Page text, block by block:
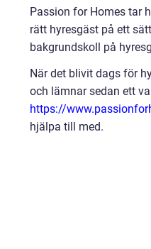
Passion for Homes tar
rätt hyresgäst på ett
bakgrundskoll på
När det blivit dags för
och lämnar sedan ett
https://
hjälpa till med.